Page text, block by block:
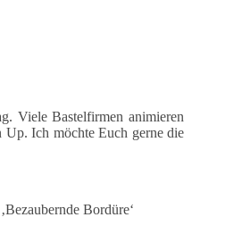
Viele Bastelfirmen animieren
Up. Ich möchte Euch gerne die
Bordüre‘